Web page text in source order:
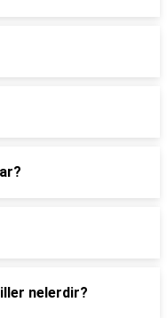
nelerdir?